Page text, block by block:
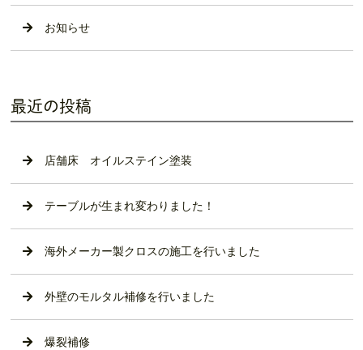
お知らせ
最近の投稿
店舗床 オイルステイン塗装
テーブルが生まれ変わりました！
海外メーカー製クロスの施工を行いました
外壁のモルタル補修を行いました
爆裂補修